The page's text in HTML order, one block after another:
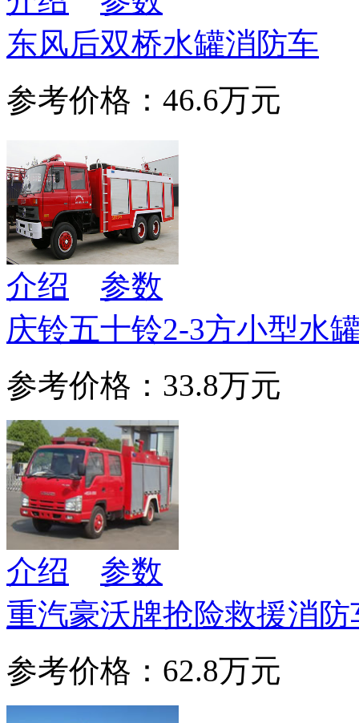
东风后双桥水罐消防车
参考价格：46.6万元
介绍
参数
庆铃五十铃2-3方小型水
参考价格：33.8万元
介绍
参数
重汽豪沃牌抢险救援消防
参考价格：62.8万元